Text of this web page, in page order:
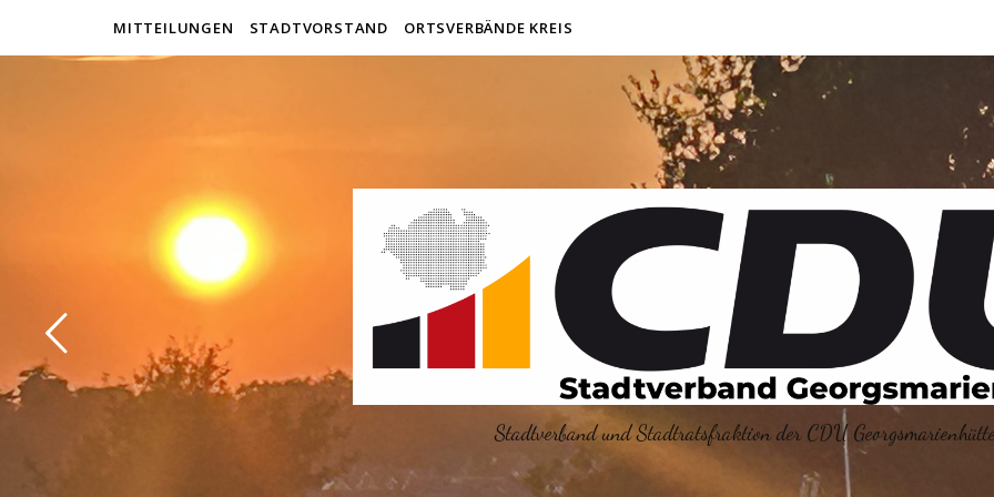
MITTEILUNGEN STADTVORSTAND ORTSVERBÄNDE KREIS
Stadtverband und Stadtratsfraktion der CDU